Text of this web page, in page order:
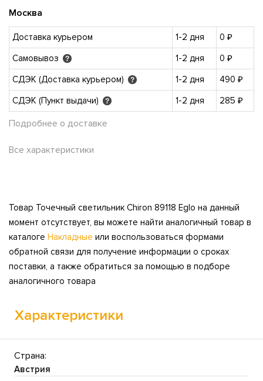
Москва
Доставка курьером 1-2 дня
0 ₽
Самовывоз
? 1-2 дня
0 ₽
СДЭК (Доставка курьером)
? 1-2 дня
490 ₽
СДЭК (Пункт выдачи)
? 1-2 дня 285 ₽
Подробнее о доставке
Все характеристики
Товар Точечный светильник Chiron 89118 Eglo на данный
момент отсутствует, вы можете найти аналогичный товар в
каталоге Накладные или воспользоваться формами
обратной связи для получение информации о сроках
поставки, а также обратиться за помощью в подборе
аналогичного товара
Характеристики
Страна:
Австрия